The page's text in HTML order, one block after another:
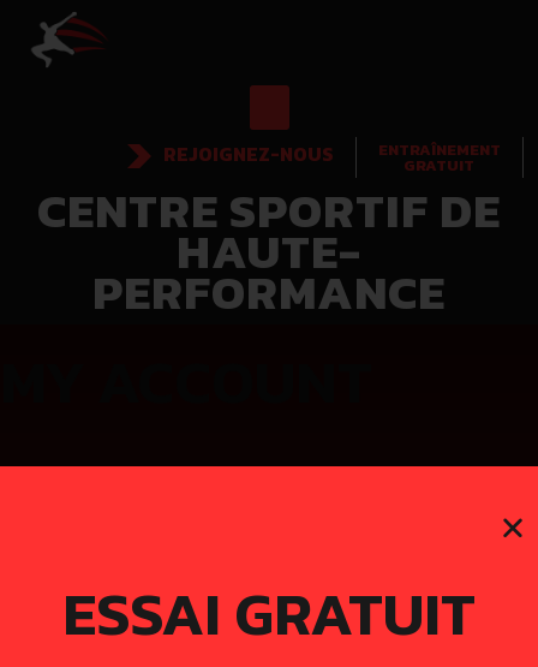
REJOIGNEZ-NOUS ENTRAÎNEMENT
GRATUIT
CENTRE SPORTIF DE
HAUTE-
PERFORMANCE
ESSAI GRATUIT